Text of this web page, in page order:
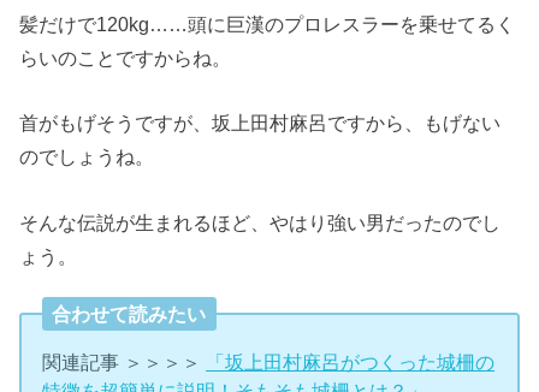
髪だけで120kg……頭に巨漢のプロレスラーを乗せてるく
らいのことですからね。
首がもげそうですが、坂上田村麻呂ですから、もげない
のでしょうね。
そんな伝説が生まれるほど、やはり強い男だったのでし
ょう。
合わせて読みたい
関連記事 ＞＞＞＞
「坂上田村麻呂がつくった城柵の